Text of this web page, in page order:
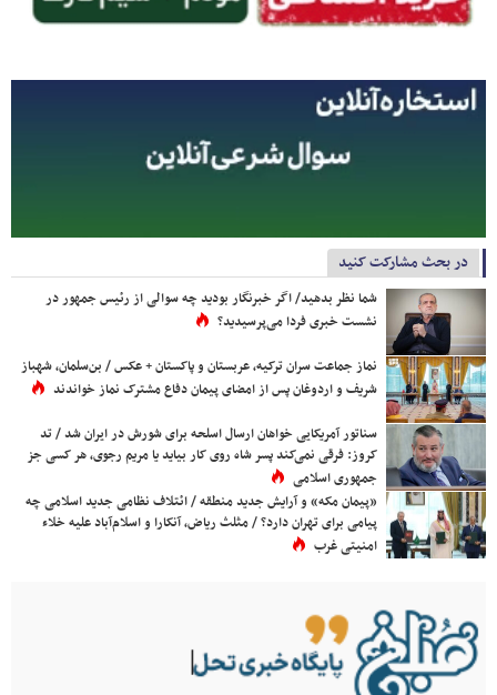
در بحث مشارکت کنید
شما نظر بدهید/ اگر خبرنگار بودید چه سوالی از رئیس جمهور در
نشست خبری فردا می‌پرسیدید؟
نماز جماعت سران ترکیه، عربستان و پاکستان + عکس / بن‌سلمان، شهباز
شریف و اردوغان پس از امضای پیمان دفاع مشترک نماز خواندند
سناتور آمریکایی خواهان ارسال اسلحه برای شورش در ایران شد / تد
کروز: فرقی نمی‌کند پسر شاه روی کار بیاید یا مریم رجوی، هر کسی جز
جمهوری اسلامی
«پیمان مکه» و آرایش جدید منطقه / ائتلاف نظامی جدید اسلامی چه
پیامی برای تهران دارد؟ / مثلث ریاض، آنکارا و اسلام‌آباد علیه خلاء
امنیتی غرب